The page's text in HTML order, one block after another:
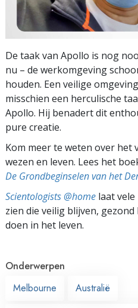
De taak van Apollo is nog
nu – de werkomgeving
houden. Een veilige
misschien een herculische
Apollo. Hij benadert dit
pure creatie.
Kom meer te weten over het
wezen en leven. Lees het
De Grondbeginselen van het
Scientologists @home laat
zien die veilig blijven,
doen in het leven.
Onderwerpen
Melbourne
Australië